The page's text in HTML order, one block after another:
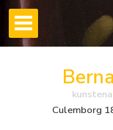
Culemborg